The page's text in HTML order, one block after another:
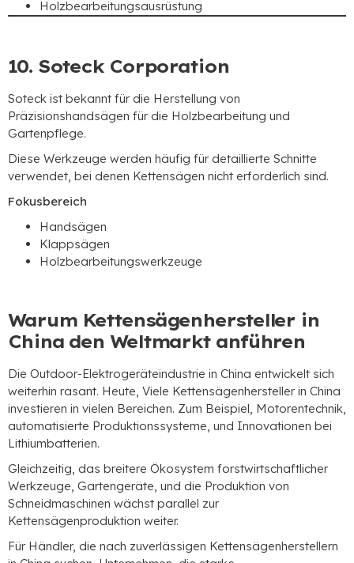
Holzbearbeitungsausrüstung
10. Soteck Corporation
Soteck ist bekannt für die Herstellung von
Präzisionshandsägen für die Holzbearbeitung und
Gartenpflege.
Diese Werkzeuge werden häufig für detaillierte Schnitte
verwendet, bei denen Kettensägen nicht erforderlich sind.
Fokusbereich
Handsägen
Klappsägen
Holzbearbeitungswerkzeuge
Warum Kettensägenhersteller in
China den Weltmarkt anführen
Die Outdoor-Elektrogeräteindustrie in China entwickelt sich
weiterhin rasant. Heute, Viele Kettensägenhersteller in China
investieren in vielen Bereichen. Zum Beispiel, Motorentechnik,
automatisierte Produktionssysteme, und Innovationen bei
Lithiumbatterien.
Gleichzeitig, das breitere Ökosystem forstwirtschaftlicher
Werkzeuge, Gartengeräte, und die Produktion von
Schneidmaschinen wächst parallel zur
Kettensägenproduktion weiter.
Für Händler, die nach zuverlässigen Kettensägenherstellern